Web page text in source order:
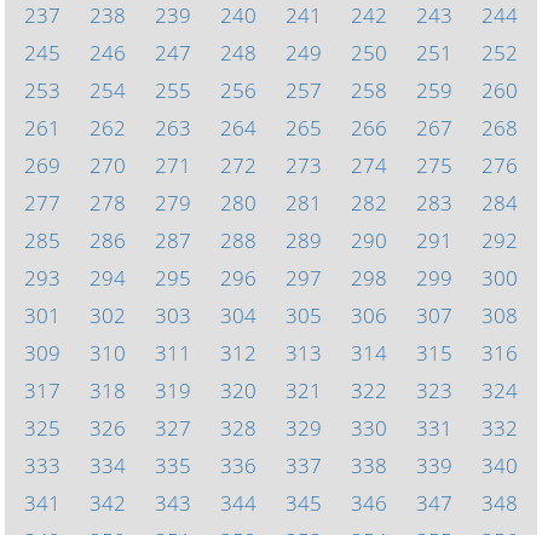
237
238 239 240 241 242 243
244
245
246 247 248 249 250 251
252
253
254 255 256 257 258 259
260
261
262 263 264 265 266 267
268
269
270 271 272 273 274 275
276
277
278 279 280 281 282 283
284
285
286 287 288 289 290 291
292
293
294 295 296 297 298 299
300
301
302 303 304 305 306 307
308
309
310 311 312 313 314 315
316
317
318 319 320 321 322 323
324
325
326 327 328 329 330 331
332
333
334 335 336 337 338 339
340
341
342 343 344 345 346 347
348